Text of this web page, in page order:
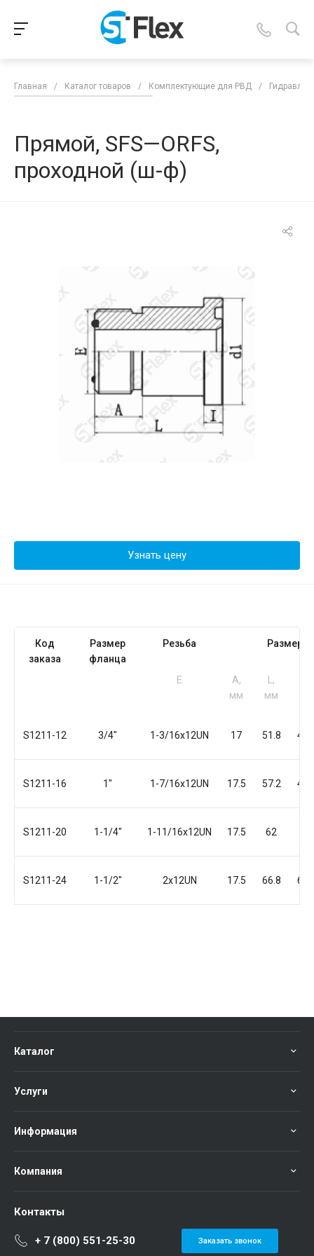
Главная / Каталог товаров / Комплектующие для РВД /
Прямой, SFS—ORFS,
проходной (ш-ф)
Узнать цену
Код
заказа
Размер
фланца
Резьба Размеры
Е
A,
мм
L,
мм
S1211-12 3/4" 1-3/16x12UN 17 51.8
S1211-16 1" 1-7/16x12UN 17.5 57.2
S1211-20 1-1/4" 1-11/16x12UN 17.5 62
S1211-24 1-1/2" 2х12UN 17.5 66.8
Каталог
Услуги
Информация
Компания
Контакты
+ 7 (800) 551-25-30 Заказать звонок